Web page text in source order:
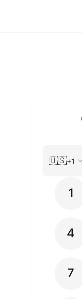
🇺🇸+1
1
4
7